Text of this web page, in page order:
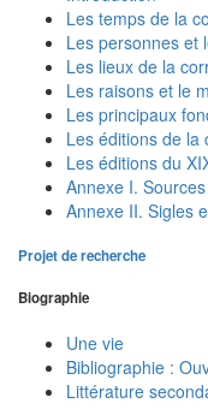
Les temps de la
Les personnes et
Les lieux de la
Les raisons et le
Les principaux
Les éditions de la
Les éditions du
Annexe I.
Annexe II. Sigles
Projet de recherche
Biographie
Une vie
Bibliographie :
Littérature